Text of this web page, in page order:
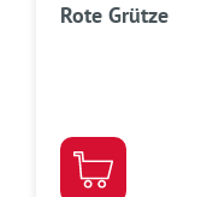
Rote Grütze